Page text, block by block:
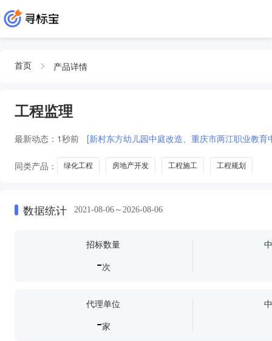
首页 产品详情
工程监理
最新动态： 1秒前 [新村东方幼儿园中庭改造、重庆市两江职业教
同类产品： 绿化工程 房地产开发 工程施工 工程规划
数据统计 2021-08-06～2026-08-06
招标数量
-次
代理单位
-家